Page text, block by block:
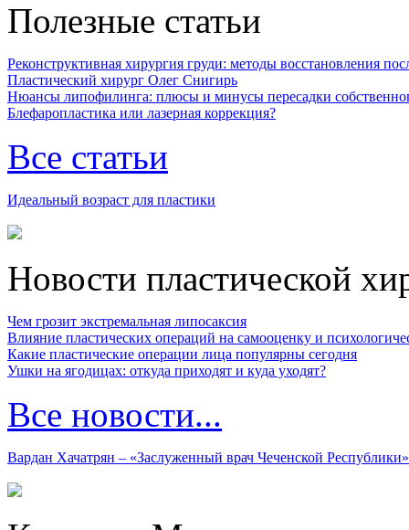
Полезные статьи
Реконструктивная хирургия груди: методы восстановления
Пластический хирург Олег Снигирь
Нюансы липофилинга: плюсы и минусы пересадки
Блефаропластика или лазерная коррекция?
Все статьи
Идеальный возраст для пластики
Новости пластической
Чем грозит экстремальная липосаксия
Влияние пластических операций на самооценку и
Какие пластические операции лица популярны сегодня
Ушки на ягодицах: откуда приходят и куда уходят?
Все новости...
Вардан Хачатрян – «Заслуженный врач Чеченской Республики»